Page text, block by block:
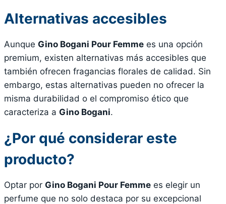
Alternativas accesibles
Aunque Gino Bogani Pour Femme es una opción
premium, existen alternativas más accesibles que
también ofrecen fragancias florales de calidad. Sin
embargo, estas alternativas pueden no ofrecer la
misma durabilidad o el compromiso ético que
caracteriza a Gino Bogani.
¿Por qué considerar este
producto?
Optar por Gino Bogani Pour Femme es elegir un
perfume que no solo destaca por su excepcional